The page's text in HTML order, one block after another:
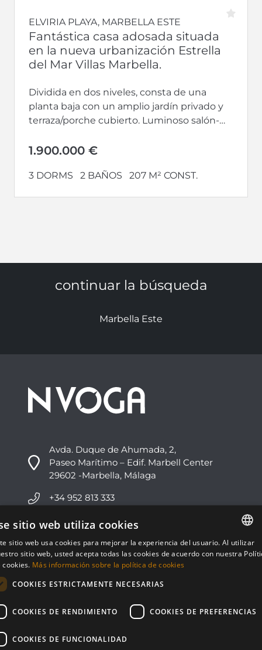
ELVIRIA PLAYA, MARBELLA ESTE
Fantástica casa adosada situada
en la nueva urbanización Estrella
del Mar Villas Marbella.
Dividida en dos niveles, consta de una
planta baja con un amplio jardín privado y
terraza/porche cubierto. Luminoso salón-
amueblada y...
1.900.000 €
3 DORMS 2 BAÑOS 207 M² CONST.
continuar la búsqueda
Marbella Este
Avda. Duque de Ahumada, 2,
Paseo Marítimo – Edif. Marbell Center
29602 -Marbella, Málaga
+34 952 813 333
info@nvoga.com
C. del Ciervo, 1D
Urbanización Los Monteros
ENGLISH
sitio web utiliza cookies
sitio web usa cookies para mejorar la experiencia del usuario. Al utilizar
sitio web, usted acepta todas las cookies de acuerdo con nuestra
cookies. Más información sobre la política de cookies
COOKIES ESTRICTAMENTE NECESARIAS
COOKIES DE RENDIMIENTO COOKIES DE PREFERENCIAS
COOKIES DE FUNCIONALIDAD